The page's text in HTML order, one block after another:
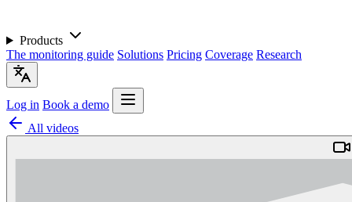
Products
The monitoring guide Solutions Pricing Coverage Research
Log in Book a demo
All videos